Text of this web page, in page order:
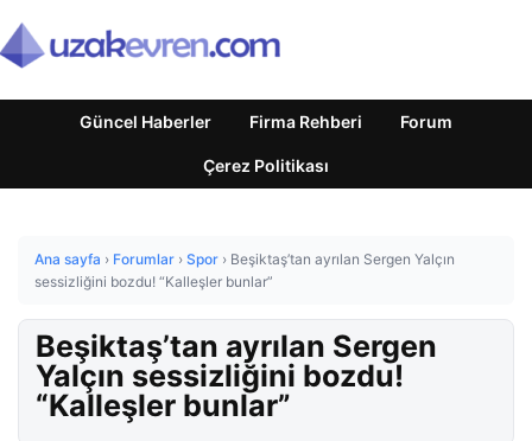
Güncel Haberler Firma Rehberi Forum
Çerez Politikası
Ana sayfa › Forumlar › Spor › Beşiktaş’tan ayrılan Sergen Yalçın
sessizliğini bozdu! “Kalleşler bunlar”
Beşiktaş’tan ayrılan Sergen
Yalçın sessizliğini bozdu!
“Kalleşler bunlar”